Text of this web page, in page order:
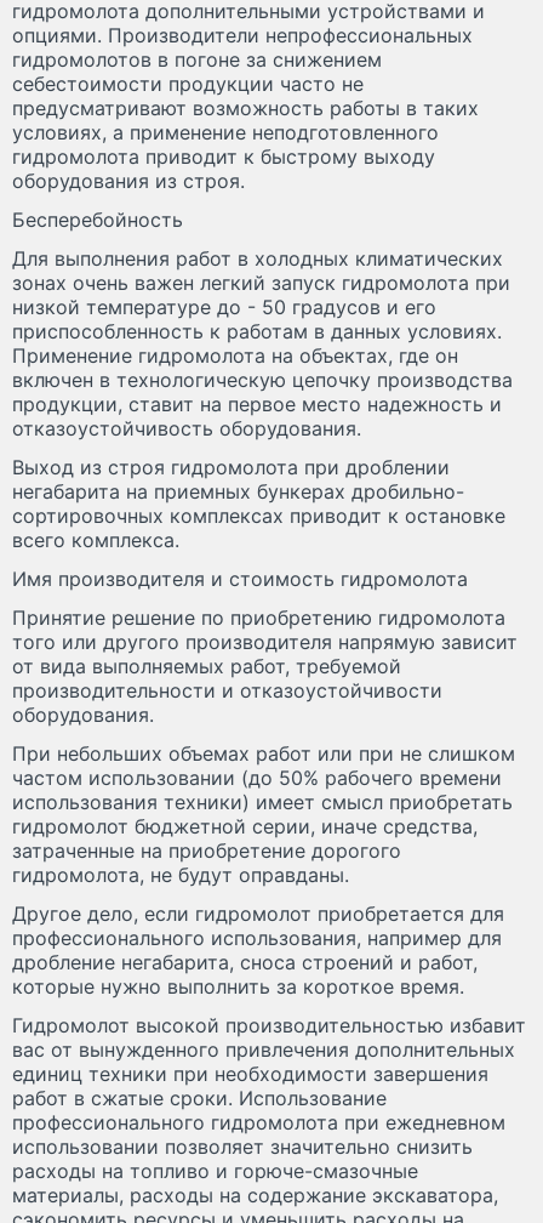
гидромолота дополнительными устройствами и
опциями. Производители непрофессиональных
гидромолотов в погоне за снижением
себестоимости продукции часто не
предусматривают возможность работы в таких
условиях, а применение неподготовленного
гидромолота приводит к быстрому выходу
оборудования из строя.
Бесперебойность
Для выполнения работ в холодных климатических
зонах очень важен легкий запуск гидромолота при
низкой температуре до - 50 градусов и его
приспособленность к работам в данных условиях.
Применение гидромолота на объектах, где он
включен в технологическую цепочку производства
продукции, ставит на первое место надежность и
отказоустойчивость оборудования.
Выход из строя гидромолота при дроблении
негабарита на приемных бункерах дробильно-
сортировочных комплексах приводит к остановке
всего комплекса.
Имя производителя и стоимость гидромолота
Принятие решение по приобретению гидромолота
того или другого производителя напрямую зависит
от вида выполняемых работ, требуемой
производительности и отказоустойчивости
оборудования.
При небольших объемах работ или при не слишком
частом использовании (до 50% рабочего времени
использования техники) имеет смысл приобретать
гидромолот бюджетной серии, иначе средства,
затраченные на приобретение дорогого
гидромолота, не будут оправданы.
Другое дело, если гидромолот приобретается для
профессионального использования, например для
дробление негабарита, сноса строений и работ,
которые нужно выполнить за короткое время.
Гидромолот высокой производительностью избавит
вас от вынужденного привлечения дополнительных
единиц техники при необходимости завершения
работ в сжатые сроки. Использование
профессионального гидромолота при ежедневном
использовании позволяет значительно снизить
расходы на топливо и горюче-смазочные
материалы, расходы на содержание экскаватора,